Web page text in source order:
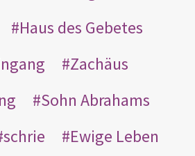
Haus des Gebetes
Zachäus
Sohn Abrahams
schrie
Ewige Leben